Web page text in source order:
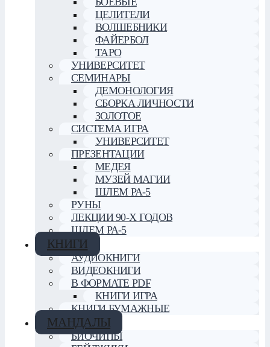
ЦЕЛИТЕЛИ
ВОЛШЕБНИКИ
ФАЙЕРБОЛ
ТАРО
УНИВЕРСИТЕТ
СЕМИНАРЫ
ДЕМОНОЛОГИЯ
СБОРКА ЛИЧНОСТИ
ЗОЛОТОЕ
СИСТЕМА ИГРА
УНИВЕРСИТЕТ
ПРЕЗЕНТАЦИИ
МЕДЕЯ
МУЗЕЙ МАГИИ
ШЛЕМ РА-5
РУНЫ
ЛЕКЦИИ 90-Х ГОДОВ
ШЛЕМ РА-5
КНИГИ
АУДИОКНИГИ
ВИДЕОКНИГИ
В ФОРМАТЕ PDF
КНИГИ ИГРА
КНИГИ БУМАЖНЫЕ
МАНДАЛЫ
БИОЧИПЫ